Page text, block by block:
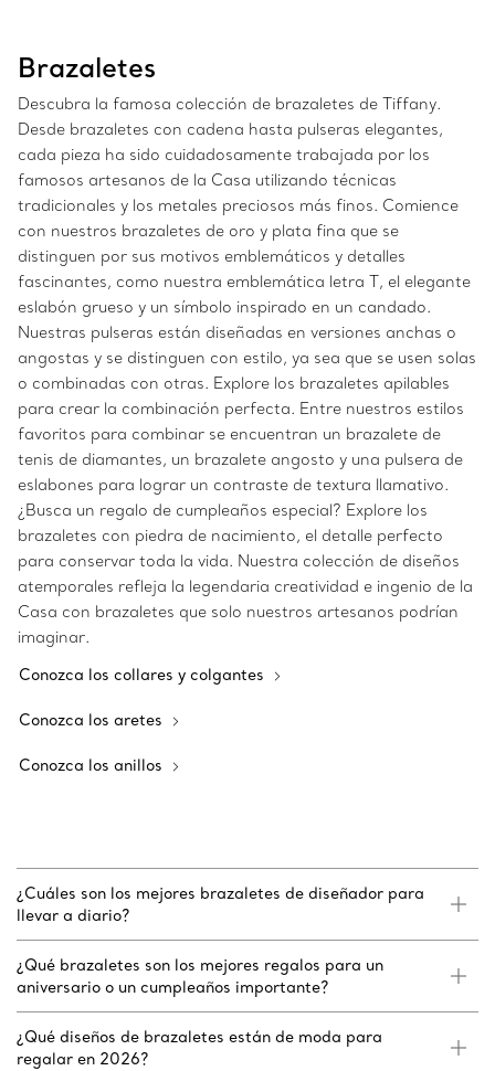
Brazaletes
Descubra la famosa colección de brazaletes de Tiffany.
Desde brazaletes con cadena hasta pulseras elegantes,
cada pieza ha sido cuidadosamente trabajada por los
famosos artesanos de la Casa utilizando técnicas
tradicionales y los metales preciosos más finos. Comience
con nuestros brazaletes de oro y plata fina que se
distinguen por sus motivos emblemáticos y detalles
fascinantes, como nuestra emblemática letra T, el elegante
eslabón grueso y un símbolo inspirado en un candado.
Nuestras pulseras están diseñadas en versiones anchas o
angostas y se distinguen con estilo, ya sea que se usen solas
o combinadas con otras. Explore los brazaletes apilables
para crear la combinación perfecta. Entre nuestros estilos
favoritos para combinar se encuentran un brazalete de
tenis de diamantes, un brazalete angosto y una pulsera de
eslabones para lograr un contraste de textura llamativo.
¿Busca un regalo de cumpleaños especial? Explore los
brazaletes con piedra de nacimiento, el detalle perfecto
para conservar toda la vida. Nuestra colección de diseños
atemporales refleja la legendaria creatividad e ingenio de la
Casa con brazaletes que solo nuestros artesanos podrían
imaginar.
Conozca los collares y colgantes
Conozca los aretes
Conozca los anillos
¿Cuáles son los mejores brazaletes de diseñador para
llevar a diario?
¿Qué brazaletes son los mejores regalos para un
aniversario o un cumpleaños importante?
¿Qué diseños de brazaletes están de moda para
regalar en 2026?